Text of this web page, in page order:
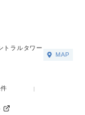
トラルタワー
MAP